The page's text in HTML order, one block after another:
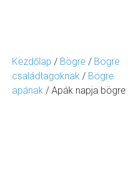
Kezdőlap / Bögre / Bögre
családtagoknak / Bögre
apának / Apák napja bögre